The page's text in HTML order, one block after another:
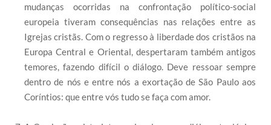
mudanças ocorridas na confrontação político-social
europeia tiveram consequências nas relações entre as
Igrejas cristãs. Com o regresso à liberdade dos cristãos na
Europa Central e Oriental, despertaram também antigos
temores, fazendo difícil o diálogo. Deve ressoar sempre
dentro de nós e entre nós a exortação de São Paulo aos
Coríntios: que entre vós tudo se faça com amor.